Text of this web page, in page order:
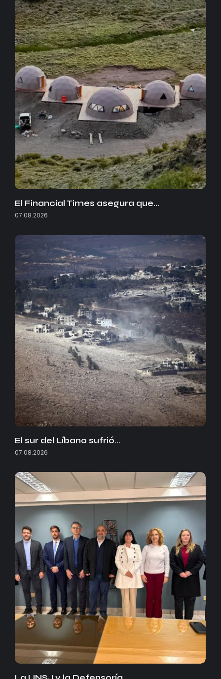
El Financial Times asegura que…
07.08.2026
El sur del Líbano sufrió…
07.08.2026